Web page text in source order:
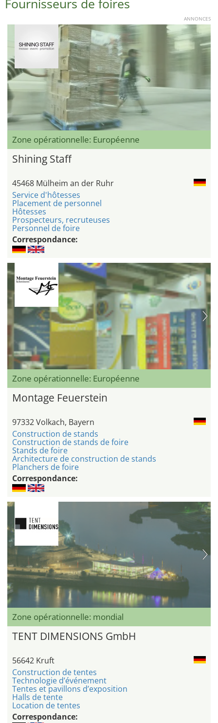
Fournisseurs de foires
ANNONCES
Zone opérationnelle: Européenne
Shining Staff
45468 Mülheim an der Ruhr
Service d'hôtesses
Placement de personnel
Hôtesses
Prospecteurs, recruteuses
Personnel de foire
Correspondance:
Zone opérationnelle: Européenne
Montage Feuerstein
97332 Volkach, Bayern
Construction de stands
Construction de stands de foire
Stands de foire
Architecture de construction de stands
Planchers de foire
Correspondance:
Zone opérationnelle: mondial
TENT DIMENSIONS GmbH
56642 Kruft
Construction de tentes
Technologie d’événement
Tentes et pavillons d’exposition
Halls de tente
Location de tentes
Correspondance: